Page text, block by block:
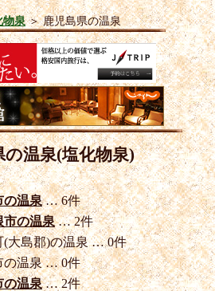
物泉＞鹿児島県の温泉
の温泉(塩化物泉)
の温泉… 6件
市の温泉… 2件
(大島郡)の温泉 … 0件
の温泉 … 0件
の温泉… 2件